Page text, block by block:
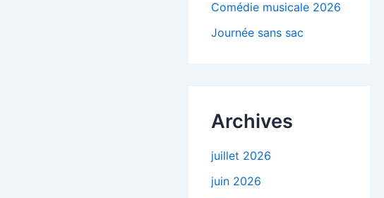
Comédie musicale 2026
Journée sans sac
Archives
juillet 2026
juin 2026